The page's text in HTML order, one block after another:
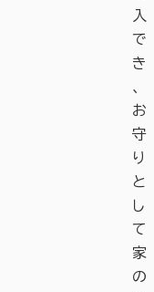
入
で
き
、
お
守
り
と
し
て
家
の